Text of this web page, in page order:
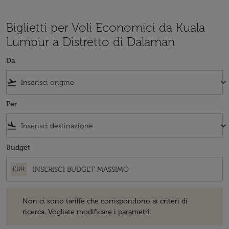
Biglietti per Voli Economici da Kuala
Lumpur a Distretto di Dalaman
Da
flight_takeoff keyboard_arrow_down
Per
flight_land keyboard_arrow_down
Budget
EUR
Non ci sono tariffe che corrispondono ai criteri di
ricerca. Vogliate modificare i parametri.